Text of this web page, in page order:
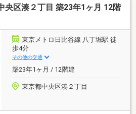
央区湊２丁目 築23年1ヶ月 12階
東京メトロ日比谷線 八丁堀駅 徒
歩4分
その他の交通
築23年1ヶ月 / 12階建
東京都中央区湊２丁目